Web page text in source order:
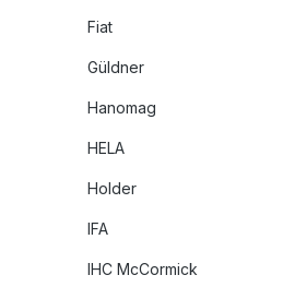
Fiat
Güldner
Hanomag
HELA
Holder
IFA
IHC McCormick